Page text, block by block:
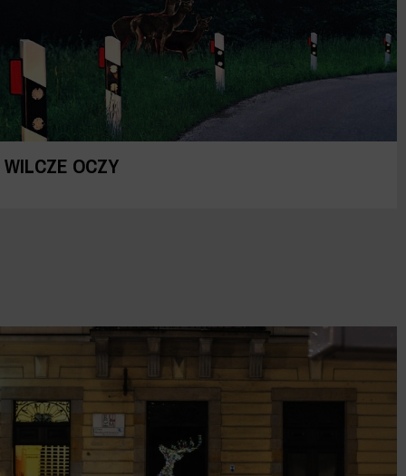
WILCZE OCZY